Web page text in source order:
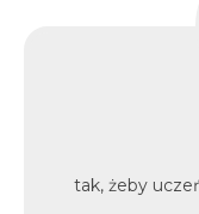
tak, żeby